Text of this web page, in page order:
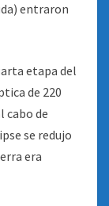
entraron
etapa del
de 220
cabo de
se redujo
era